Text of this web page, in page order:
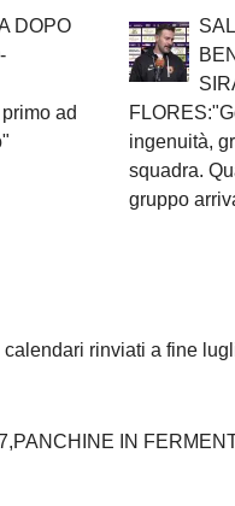
DOPO
ad
ingenuità,
squadra.
gruppo
calendari rinviati a fine
IN FERMENTO: 13 SQUADRE SU 20